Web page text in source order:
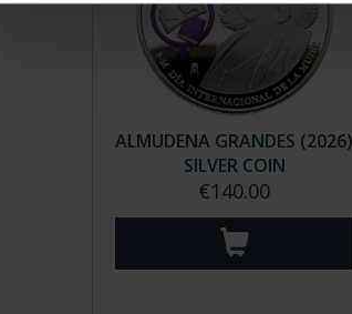
ALMUDENA GRANDES (2026)
SILVER COIN
€140.00